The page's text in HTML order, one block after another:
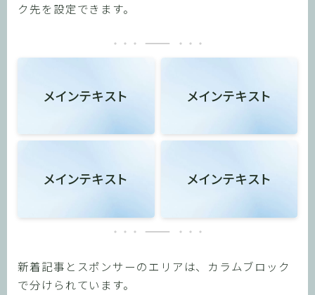
ク先を設定できます。
メインテキスト メインテキスト
メインテキスト メインテキスト
新着記事とスポンサーのエリアは、カラムブロック
で分けられています。